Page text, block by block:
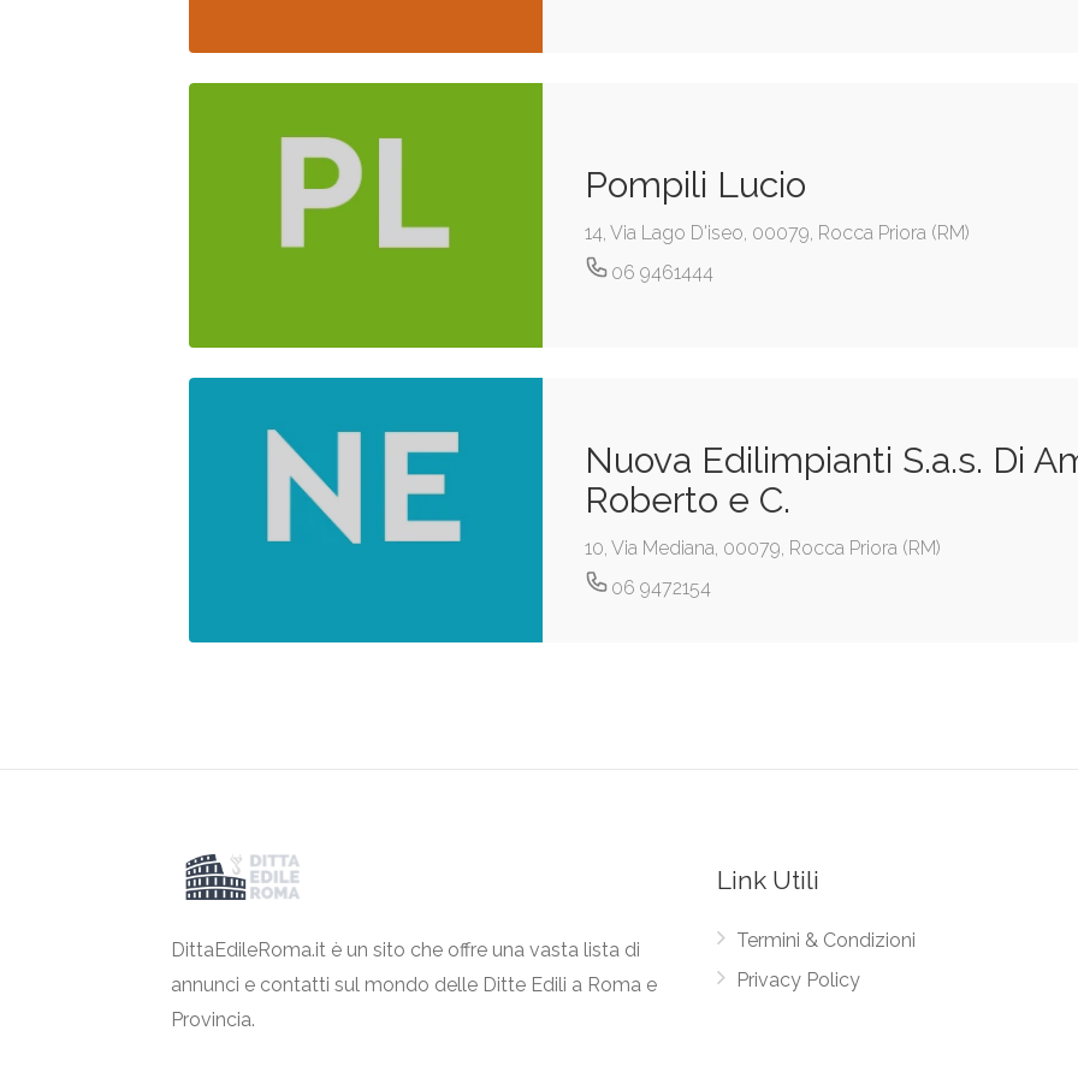
Pompili Lucio
14, Via Lago D'iseo, 00079, Rocca Priora (RM)
06 9461444
Nuova Edilimpianti S.a.s. Di
Roberto e C.
10, Via Mediana, 00079, Rocca Priora (RM)
06 9472154
DittaEdileRoma.it è un sito che offre una vasta lista di
annunci e contatti sul mondo delle Ditte Edili a Roma e
Provincia.
Link Utili
Termini & Condizioni
Privacy Policy